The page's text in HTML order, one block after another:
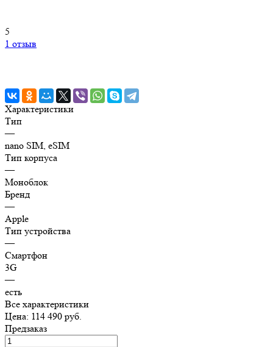
5
1 отзыв
Характеристики
Тип
—
nano SIM, eSIM
Тип корпуса
—
Моноблок
Бренд
—
Apple
Тип устройства
—
Смартфон
3G
—
есть
Все характеристики
Цена: 114 490 руб.
Предзаказ